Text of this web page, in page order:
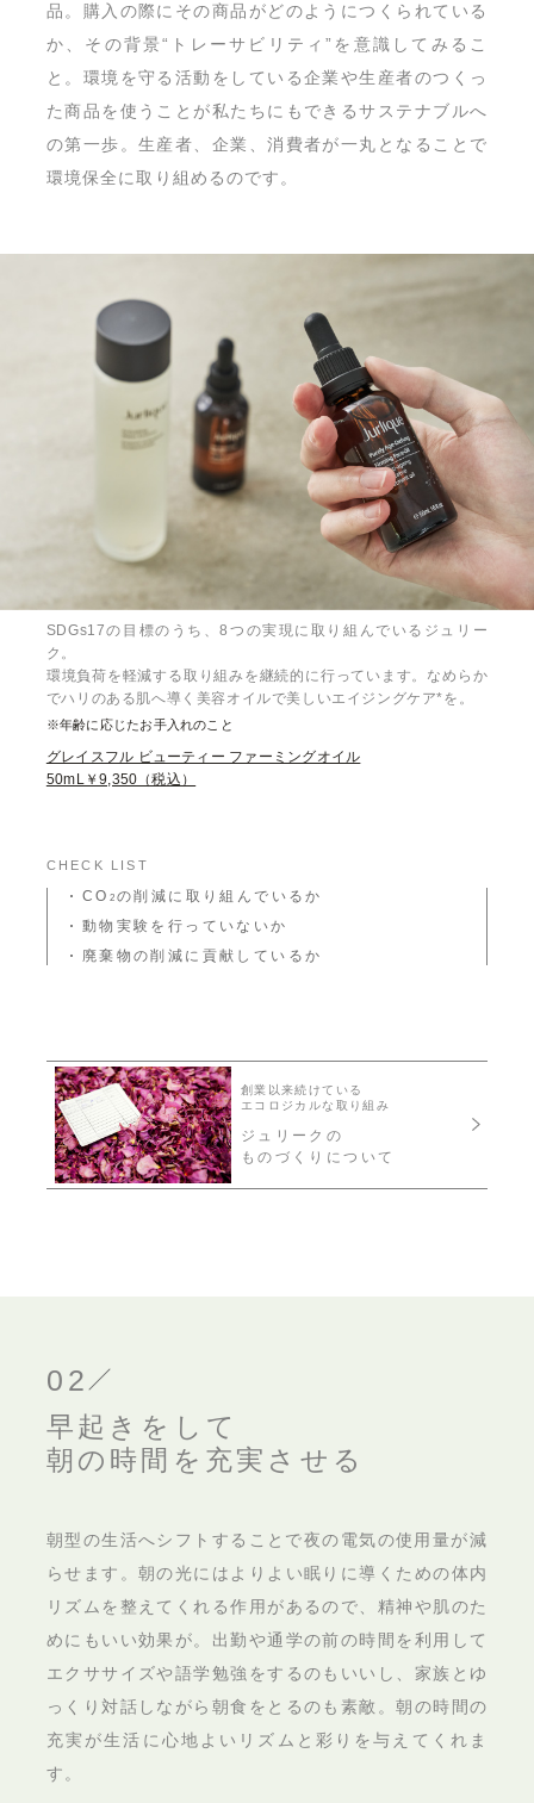
品。購入の際にその商品がどのようにつくられている
か、その背景“トレーサビリティ”を意識してみるこ
と。環境を守る活動をしている企業や生産者のつくっ
た商品を使うことが私たちにもできるサステナブルへ
の第一歩。生産者、企業、消費者が一丸となることで
環境保全に取り組めるのです。
SDGs17の目標のうち、8つの実現に取り組んでいるジュリー
ク。
環境負荷を軽減する取り組みを継続的に行っています。なめらか
でハリのある肌へ導く美容オイルで美しいエイジングケア*を。
※年齢に応じたお手入れのこと
グレイスフル ビューティー ファーミングオイル
50mL￥9,350（税込）
CHECK LIST
CO 2の削減に取り組んでいるか
動物実験を行っていないか
廃棄物の削減に貢献しているか
創業以来続けている
エコロジカルな取り組み
ジュリークの
ものづくりについて
02
早起きをして
朝の時間を充実させる
朝型の生活へシフトすることで夜の電気の使用量が減
らせます。朝の光にはよりよい眠りに導くための体内
リズムを整えてくれる作用があるので、精神や肌のた
めにもいい効果が。出勤や通学の前の時間を利用して
エクササイズや語学勉強をするのもいいし、家族とゆ
っくり対話しながら朝食をとるのも素敵。朝の時間の
充実が生活に心地よいリズムと彩りを与えてくれま
す。